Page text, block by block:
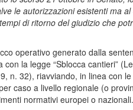
le autorizzazioni esistenti ma
di ritorno del giudizio che
operativo generato dalla
la legge “Sblocca cantieri”
n. 32), riavviando, in linea con
caso a livello regionale (o
normativi europei o nazionali.